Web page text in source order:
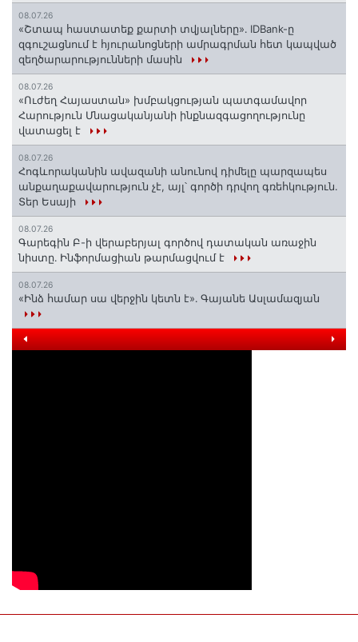
08.07.26
«Շտապ հաստատեք քարտի տվյալները»․ IDBank-ը
զգուշացնում է հյուրանոցների ամրագրման հետ կապված
զեղծարարությունների մասին
08.07.26
«Ուժեղ Հայաստան» խմբակցության պատգամավոր
Հարություն Մնացականյանի ինքնազգացողությունը
վատացել է
08.07.26
Հոգևորականին ավազանի անունով դիմելը պարզապես
անքաղաքավարություն չէ, այլ՝ գործի դրվող գռեհկություն.
Տեր Եսայի
08.07.26
Գարեգին Բ-ի վերաբերյալ գործով դատական առաջին
նիստը․ Ինֆորմացիան թարմացվում է
08.07.26
«Ինձ համար սա վերջին կետն է»․ Գայանե Ասլամազյան